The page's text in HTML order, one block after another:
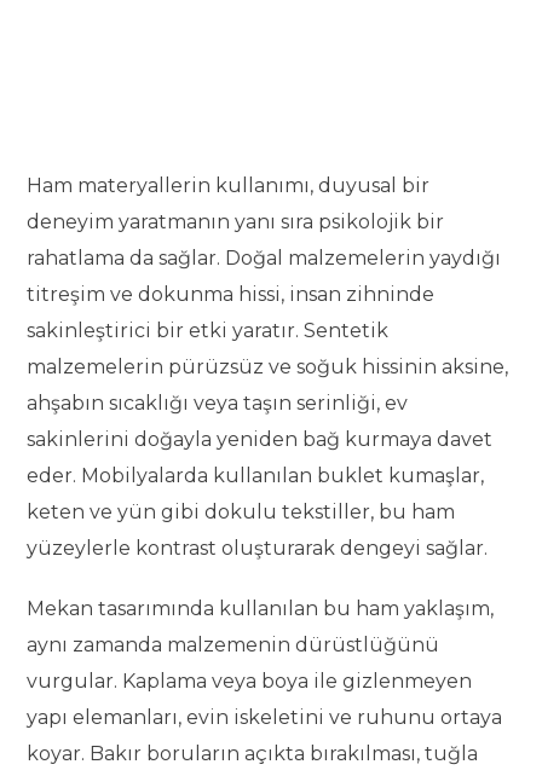
Ham materyallerin kullanımı, duyusal bir
deneyim yaratmanın yanı sıra psikolojik bir
rahatlama da sağlar. Doğal malzemelerin yaydığı
titreşim ve dokunma hissi, insan zihninde
sakinleştirici bir etki yaratır. Sentetik
malzemelerin pürüzsüz ve soğuk hissinin aksine,
ahşabın sıcaklığı veya taşın serinliği, ev
sakinlerini doğayla yeniden bağ kurmaya davet
eder. Mobilyalarda kullanılan buklet kumaşlar,
keten ve yün gibi dokulu tekstiller, bu ham
yüzeylerle kontrast oluşturarak dengeyi sağlar.
Mekan tasarımında kullanılan bu ham yaklaşım,
aynı zamanda malzemenin dürüstlüğünü
vurgular. Kaplama veya boya ile gizlenmeyen
yapı elemanları, evin iskeletini ve ruhunu ortaya
koyar. Bakır boruların açıkta bırakılması, tuğla